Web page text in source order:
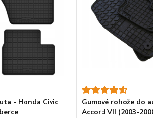
- Honda Civic
Gumové rohože do
Accord VII (2003-